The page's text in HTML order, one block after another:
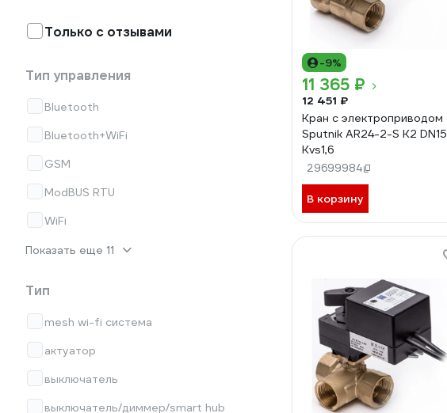
Только с отзывами
Тип управления
Bluetooth
Bluetooth+WiFi
GSM
ModBUS RTU
WiFi
Показать еще 11
Тип
mesh wi-fi система
актуатор
выключатель
выключатель/диммер/smart hub
-9%
11 365 ₽
12 451 ₽
Кран с электроприводом
Sputnik AR24-2-S K2 DN15
Kvs1,6
29699984
В корзину